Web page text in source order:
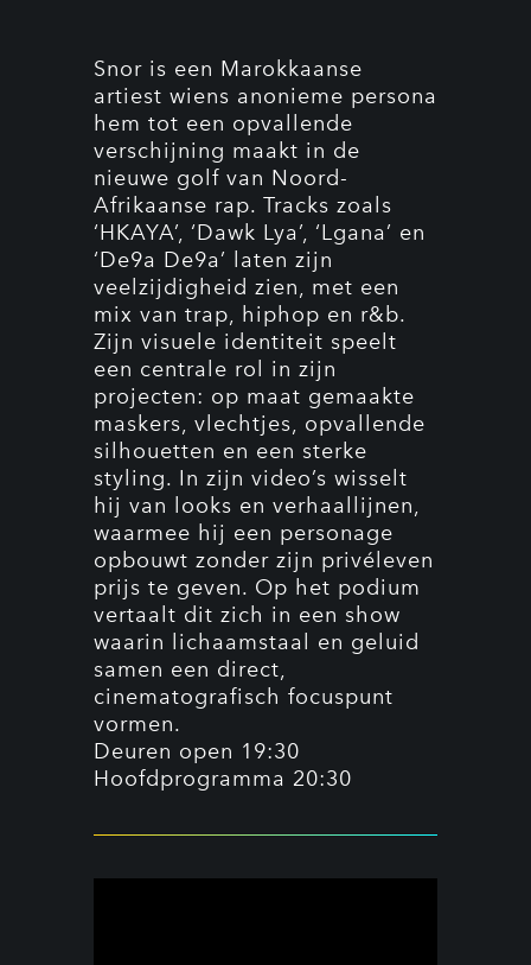
Snor is een Marokkaanse
artiest wiens anonieme persona
hem tot een opvallende
verschijning maakt in de
nieuwe golf van Noord-
Afrikaanse rap. Tracks zoals
‘HKAYA’, ‘Dawk Lya’, ‘Lgana’ en
‘De9a De9a’ laten zijn
veelzijdigheid zien, met een
mix van trap, hiphop en r&b.
Zijn visuele identiteit speelt
een centrale rol in zijn
projecten: op maat gemaakte
maskers, vlechtjes, opvallende
silhouetten en een sterke
styling. In zijn video’s wisselt
hij van looks en verhaallijnen,
waarmee hij een personage
opbouwt zonder zijn privéleven
prijs te geven. Op het podium
vertaalt dit zich in een show
waarin lichaamstaal en geluid
samen een direct,
cinematografisch focuspunt
vormen.
Deuren open 19:30
Hoofdprogramma 20:30